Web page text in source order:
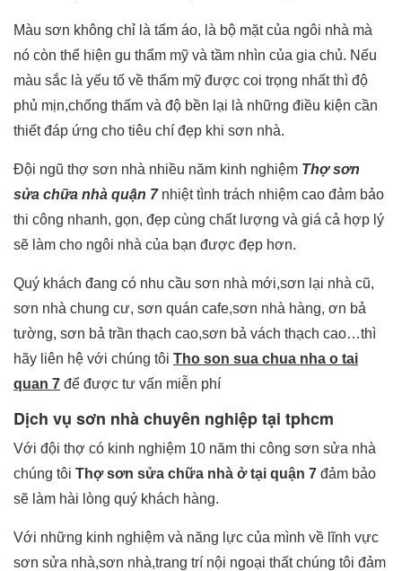
Màu sơn không chỉ là tấm áo, là bộ mặt của ngôi nhà mà
nó còn thể hiện gu thẩm mỹ và tầm nhìn của gia chủ. Nếu
màu sắc là yếu tố về thẩm mỹ được coi trọng nhất thì độ
phủ mịn,chống thấm và độ bền lại là những điều kiện cần
thiết đáp ứng cho tiêu chí đẹp khi sơn nhà.
Đội ngũ thợ sơn nhà nhiều năm kinh nghiệm Thợ sơn
sửa chữa nhà quận 7nhiệt tình trách nhiệm cao đảm bảo
thi công nhanh, gọn, đẹp cùng chất lượng và giá cả hợp lý
sẽ làm cho ngôi nhà của bạn được đẹp hơn.
Quý khách đang có nhu cầu sơn nhà mới,sơn lại nhà cũ,
sơn nhà chung cư, sơn quán cafe,sơn nhà hàng, ơn bả
tường, sơn bả trần thạch cao,sơn bả vách thạch cao…thì
hãy liên hệ với chúng tôi Tho son sua chua nha o tai
quan 7 để được tư vấn miễn phí
Dịch vụ sơn nhà chuyên nghiệp tại tphcm
Với đội thợ có kinh nghiệm 10 năm thi công sơn sửa nhà
chúng tôi Thợ sơn sửa chữa nhà ở tại quận 7 đảm bảo
sẽ làm hài lòng quý khách hàng.
Với những kinh nghiệm và năng lực của mình về lĩnh vực
sơn sửa nhà,sơn nhà,trang trí nội ngoại thất chúng tôi đảm